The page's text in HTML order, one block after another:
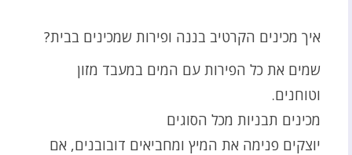
איך מכינים הקרטיב בננה ופירות שמכינים בבית?
שמים את כל הפירות עם המים במעבד מזון
וטוחנים.
מכינים תבניות מכל הסוגים
יוצקים פנימה את המיץ ומחביאים דובובנים, אם